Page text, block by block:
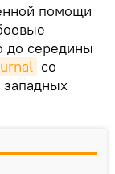
помощи
до середины
со